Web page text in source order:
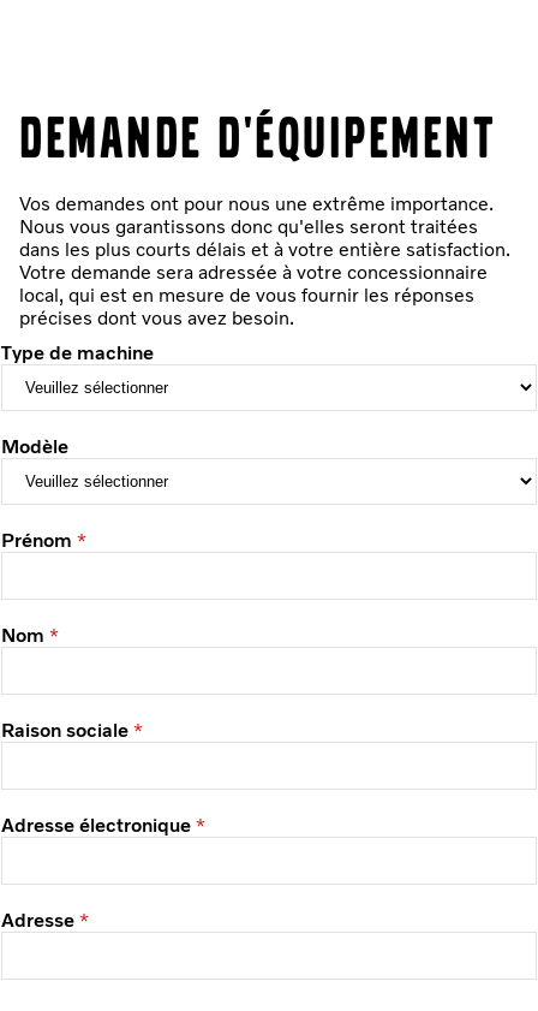
Demande d'équipement
Vos demandes ont pour nous une extrême importance.
Nous vous garantissons donc qu'elles seront traitées
dans les plus courts délais et à votre entière satisfaction.
Votre demande sera adressée à votre concessionnaire
local, qui est en mesure de vous fournir les réponses
précises dont vous avez besoin.
Type de machine
Modèle
Prénom
Nom
Raison sociale
Adresse électronique
Adresse